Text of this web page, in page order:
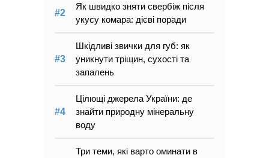
Як швидко зняти свербіж після
укусу комара: дієві поради
Шкідливі звички для губ: як
уникнути тріщин, сухості та
запалень
Цілющі джерела України: де
знайти природну мінеральну
воду
Три теми, які варто оминати в